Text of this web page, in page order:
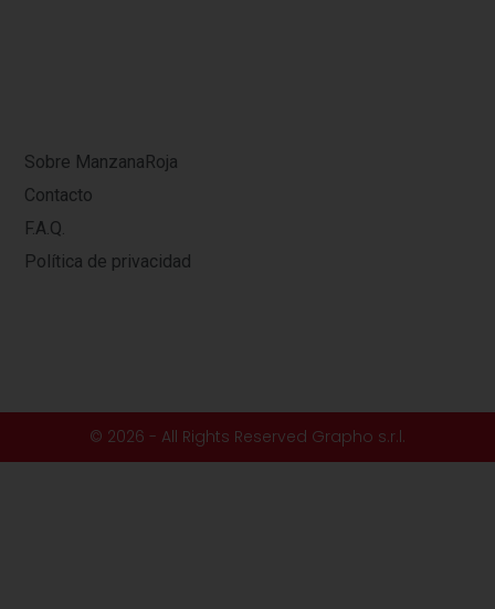
Sobre ManzanaRoja
Contacto
F.A.Q.
Política de privacidad
© 2026 - All Rights Reserved Grapho s.r.l.